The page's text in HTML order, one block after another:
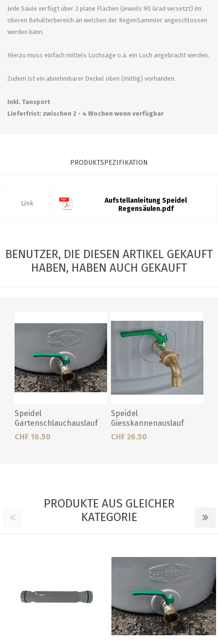
Jede Säule verfügt über 3 plane Flächen (jeweils 90 Grad versetzt) im
oberen Behälterbereich an welchen der RegenSammler angeschlossen
werden kann.
Hierzu muss einfach mittels Lochsäge o.ä. ein Loch angebracht werden.
Zudem ist ein abnehmbarer Deckel oben (mittig) vorhanden.
Inkl. Tansport
Lieferfrist: zwischen 2 - 4 Wochen wenn verfügbar
PRODUKTSPEZIFIKATION
Link
Aufstellanleitung Speidel
Regensäulen.pdf
BENUTZER, DIE DIESEN ARTIKEL GEKAUFT
HABEN, HABEN AUCH GEKAUFT
Speidel
Gartenschlauchauslauf
CHF 16.50
Speidel
Giesskannenauslauf
Messing
CHF 26.50
PRODUKTE AUS GLEICHER
KATEGORIE